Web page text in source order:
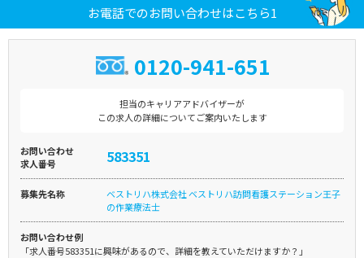
お電話でのお問い合わせはこちら1
0120-941-651
担当のキャリアアドバイザーが
この求人の詳細についてご案内いたします
お問い合わせ
求人番号
583351
募集先名称
ベストリハ株式会社 ベストリハ訪問看護ステーション王子
の作業療法士
お問い合わせ例
「求人番号583351に興味があるので、詳細を教えていただけますか？」